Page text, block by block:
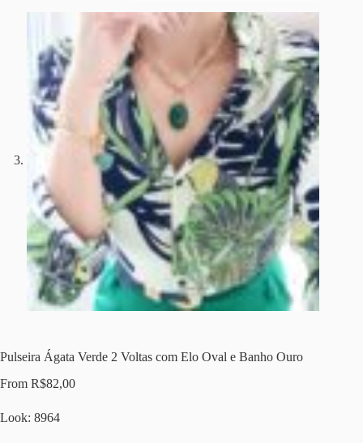
Pulseira Ágata Verde 2 Voltas com Elo Oval e Banho Ouro
From R$82,00
Look: 8964